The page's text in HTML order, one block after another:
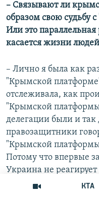
КТА
– Связывают ли
образом свою судьбу
Или это параллельная
касается жизни
– Лично я была как
"Крымской
отслеживала, как
"Крымской
делегации были и так
правозащитники
"Крымской
Потому что впервые
Украина не
раньше, а выступает